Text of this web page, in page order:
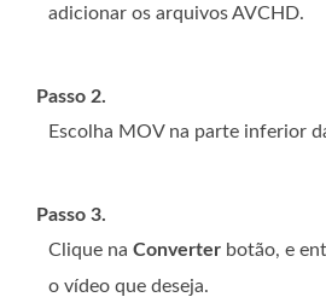
adicionar os arquivos AVCHD.
Passo 2.
Escolha MOV na parte inferior
Passo 3.
Clique na Converter botão, e
o vídeo que deseja.